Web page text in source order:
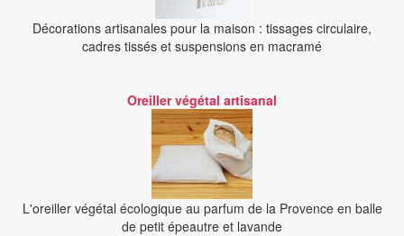
Décorations artisanales pour la maison : tissages circulaire,
cadres tissés et suspensions en macramé
Oreiller végétal artisanal
L'oreiller végétal écologique au parfum de la Provence en balle
de petit épeautre et lavande